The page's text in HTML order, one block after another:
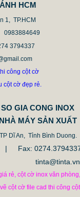
HCM
1, TP.HCM
0983884649
3794337
công cột cờ
cột cờ đẹp rẻ.
GIA CONG INOX
MÁY SẢN XUẤT
Dĩ An, Tỉnh Bình Duong.
|
Fax:
| tinta@tinta.vn
rẻ, cột cờ inox văn phòng,
cột cờ file cad thi công cột